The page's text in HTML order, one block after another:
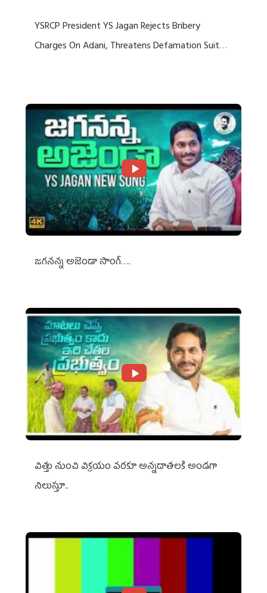
YSRCP President YS Jagan Rejects Bribery
Charges On Adani, Threatens Defamation Suit
జగనన్న అజెండా సాంగ్….
విత్తు నుంచి విక్రయం వరకూ అన్నదాతలకి అండగా
నిలుస్తూ..